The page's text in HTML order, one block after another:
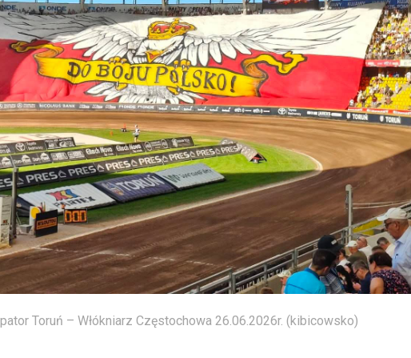
Toruń – Włókniarz Częstochowa 26.06.2026r. (kibicowsko)